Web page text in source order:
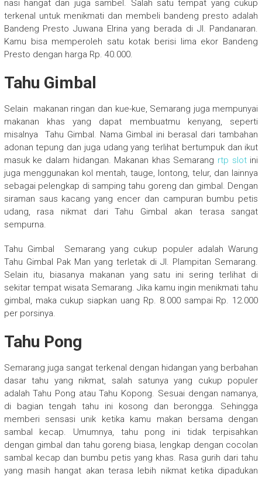
nasi hangat dan juga sambel. Salah satu tempat yang cukup
terkenal untuk menikmati dan membeli bandeng presto adalah
Bandeng Presto Juwana Elrina yang berada di Jl. Pandanaran.
Kamu bisa memperoleh satu kotak berisi lima ekor Bandeng
Presto dengan harga Rp. 40.000.
Tahu Gimbal
Selain makanan ringan dan kue-kue, Semarang juga mempunyai
makanan khas yang dapat membuatmu kenyang, seperti
misalnya Tahu Gimbal. Nama Gimbal ini berasal dari tambahan
adonan tepung dan juga udang yang terlihat bertumpuk dan ikut
masuk ke dalam hidangan. Makanan khas Semarang rtp slotini
juga menggunakan kol mentah, tauge, lontong, telur, dan lainnya
sebagai pelengkap di samping tahu goreng dan gimbal. Dengan
siraman saus kacang yang encer dan campuran bumbu petis
udang, rasa nikmat dari Tahu Gimbal akan terasa sangat
sempurna.
Tahu Gimbal Semarang yang cukup populer adalah Warung
Tahu Gimbal Pak Man yang terletak di Jl. Plampitan Semarang.
Selain itu, biasanya makanan yang satu ini sering terlihat di
sekitar tempat wisata Semarang. Jika kamu ingin menikmati tahu
gimbal, maka cukup siapkan uang Rp. 8.000 sampai Rp. 12.000
per porsinya.
Tahu Pong
Semarang juga sangat terkenal dengan hidangan yang berbahan
dasar tahu yang nikmat, salah satunya yang cukup populer
adalah Tahu Pong atau Tahu Kopong. Sesuai dengan namanya,
di bagian tengah tahu ini kosong dan berongga. Sehingga
memberi sensasi unik ketika kamu makan bersama dengan
sambal kecap. Umumnya, tahu pong ini tidak terpisahkan
dengan gimbal dan tahu goreng biasa, lengkap dengan cocolan
sambal kecap dan bumbu petis yang khas. Rasa gurih dari tahu
yang masih hangat akan terasa lebih nikmat ketika dipadukan